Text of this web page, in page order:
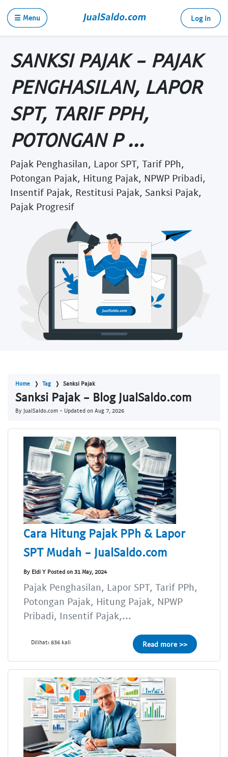
☰ Menu Log in
SANKSI PAJAK - PAJAK
PENGHASILAN, LAPOR
SPT, TARIF PPH,
POTONGAN P ...
Pajak Penghasilan, Lapor SPT, Tarif PPh,
Potongan Pajak, Hitung Pajak, NPWP Pribadi,
Insentif Pajak, Restitusi Pajak, Sanksi Pajak,
Pajak Progresif
Home Tag Sanksi Pajak
Sanksi Pajak - Blog JualSaldo.com
By JualSaldo.com - Updated on Aug 7, 2026
Cara Hitung Pajak PPh & Lapor
SPT Mudah - JualSaldo.com
By Eldi Y Posted on 31 May, 2024
Pajak Penghasilan, Lapor SPT, Tarif PPh,
Potongan Pajak, Hitung Pajak, NPWP
Pribadi, Insentif Pajak,...
Dilihat: 836 kali Read more >>